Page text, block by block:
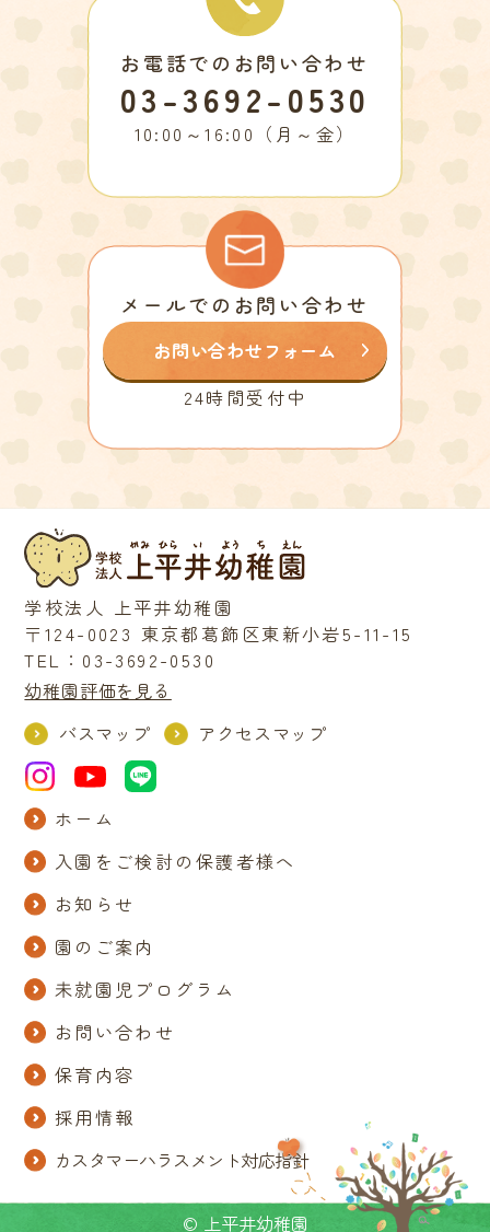
お電話でのお問い合わせ
03-3692-0530
10:00～16:00（月～金）
メールでのお問い合わせ
お問い合わせフォーム
24時間受付中
学校法人 上平井幼稚園
〒124-0023 東京都葛飾区東新小岩5-11-15
TEL：03-3692-0530
幼稚園評価を見る
バスマップ
アクセスマップ
ホーム
入園をご検討の保護者様へ
お知らせ
園のご案内
未就園児プログラム
お問い合わせ
保育内容
採用情報
カスタマーハラスメント対応指針
© 上平井幼稚園